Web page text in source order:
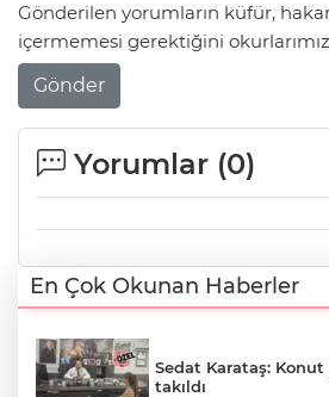
Gönderilen yorumların küfür,
içermemesi gerektiğini
Gönder
Yorumlar (0)
En Çok Okunan Haberler
Sedat Karataş: Konut
takıldı